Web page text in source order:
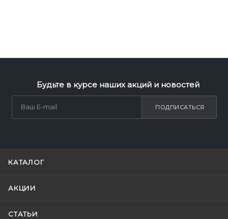
Будьте в курсе наших акций и новостей
ПОДПИСАТЬСЯ
КАТАЛОГ
АКЦИИ
СТАТЬИ